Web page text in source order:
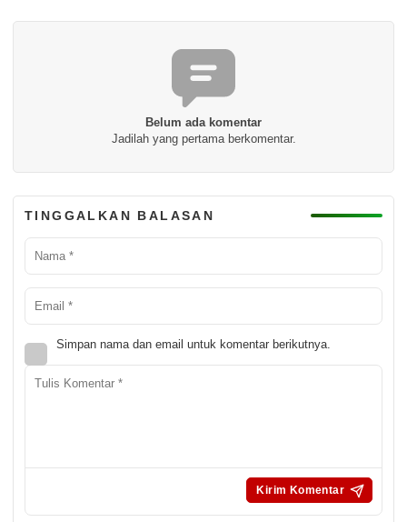
Belum ada komentar
Jadilah yang pertama berkomentar.
TINGGALKAN BALASAN
Simpan nama dan email untuk komentar berikutnya.